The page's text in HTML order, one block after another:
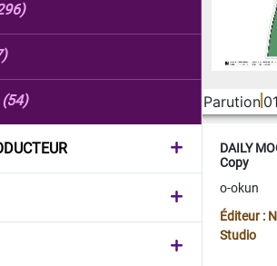
(54) Parution
DAILY
Copy
o-okun
Éditeur :
Studio